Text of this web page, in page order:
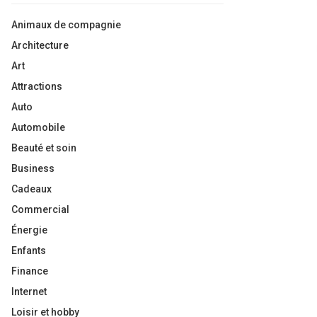
Animaux de compagnie
Architecture
Art
Attractions
Auto
Automobile
Beauté et soin
Business
Cadeaux
Commercial
Énergie
Enfants
Finance
Internet
Loisir et hobby